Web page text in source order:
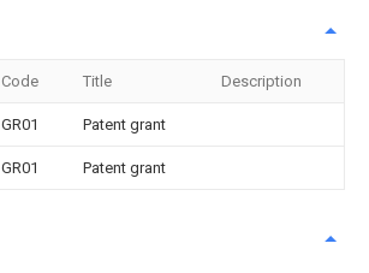
Code Title Description
GR01 Patent grant
GR01 Patent grant